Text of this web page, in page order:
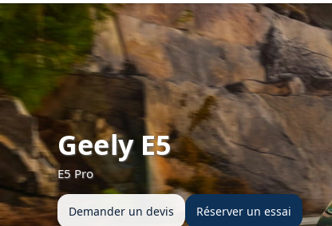
Geely E5
E5 Pro
Demander un devis Réserver un essai